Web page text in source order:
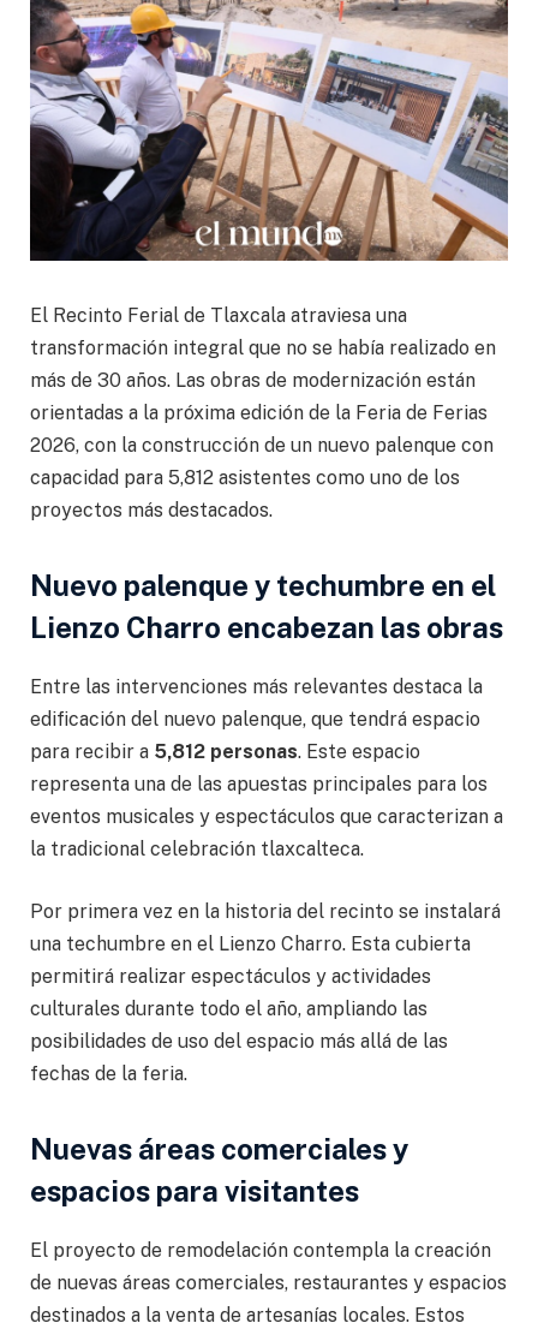
El Recinto Ferial de Tlaxcala atraviesa una
transformación integral que no se había realizado en
más de 30 años. Las obras de modernización están
orientadas a la próxima edición de la Feria de Ferias
2026, con la construcción de un nuevo palenque con
capacidad para 5,812 asistentes como uno de los
proyectos más destacados.
Nuevo palenque y techumbre en el
Lienzo Charro encabezan las obras
Entre las intervenciones más relevantes destaca la
edificación del nuevo palenque, que tendrá espacio
para recibir a 5,812 personas. Este espacio
representa una de las apuestas principales para los
eventos musicales y espectáculos que caracterizan a
la tradicional celebración tlaxcalteca.
Por primera vez en la historia del recinto se instalará
una techumbre en el Lienzo Charro. Esta cubierta
permitirá realizar espectáculos y actividades
culturales durante todo el año, ampliando las
posibilidades de uso del espacio más allá de las
fechas de la feria.
Nuevas áreas comerciales y
espacios para visitantes
El proyecto de remodelación contempla la creación
de nuevas áreas comerciales, restaurantes y espacios
destinados a la venta de artesanías locales. Estos